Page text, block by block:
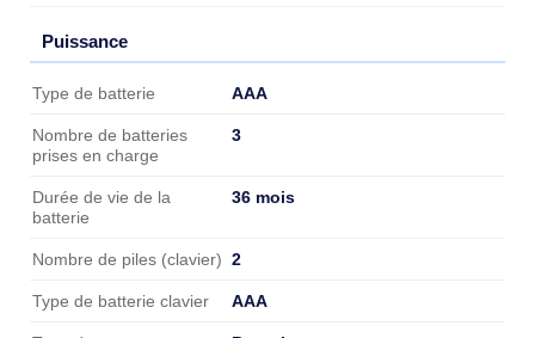
Puissance
Puissance
Type de batterie AAA
Nombre de batteries
prises en charge
3
Durée de vie de la
batterie
36 mois
Nombre de piles (clavier) 2
Type de batterie clavier AAA